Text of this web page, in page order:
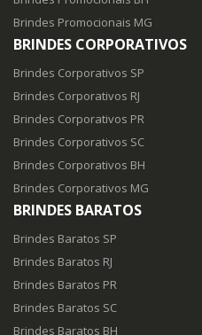
Brindes Promocionais MG
BRINDES CORPORATIVOS
Brindes Corporativos SP
Brindes Corporativos RJ
Brindes Corporativos PR
Brindes Corporativos SC
Brindes Corporativos BH
Brindes Corporativos MG
BRINDES BARATOS
Brindes Baratos SP
Brindes Baratos RJ
Brindes Baratos PR
Brindes Baratos SC
Brindes Baratos BH